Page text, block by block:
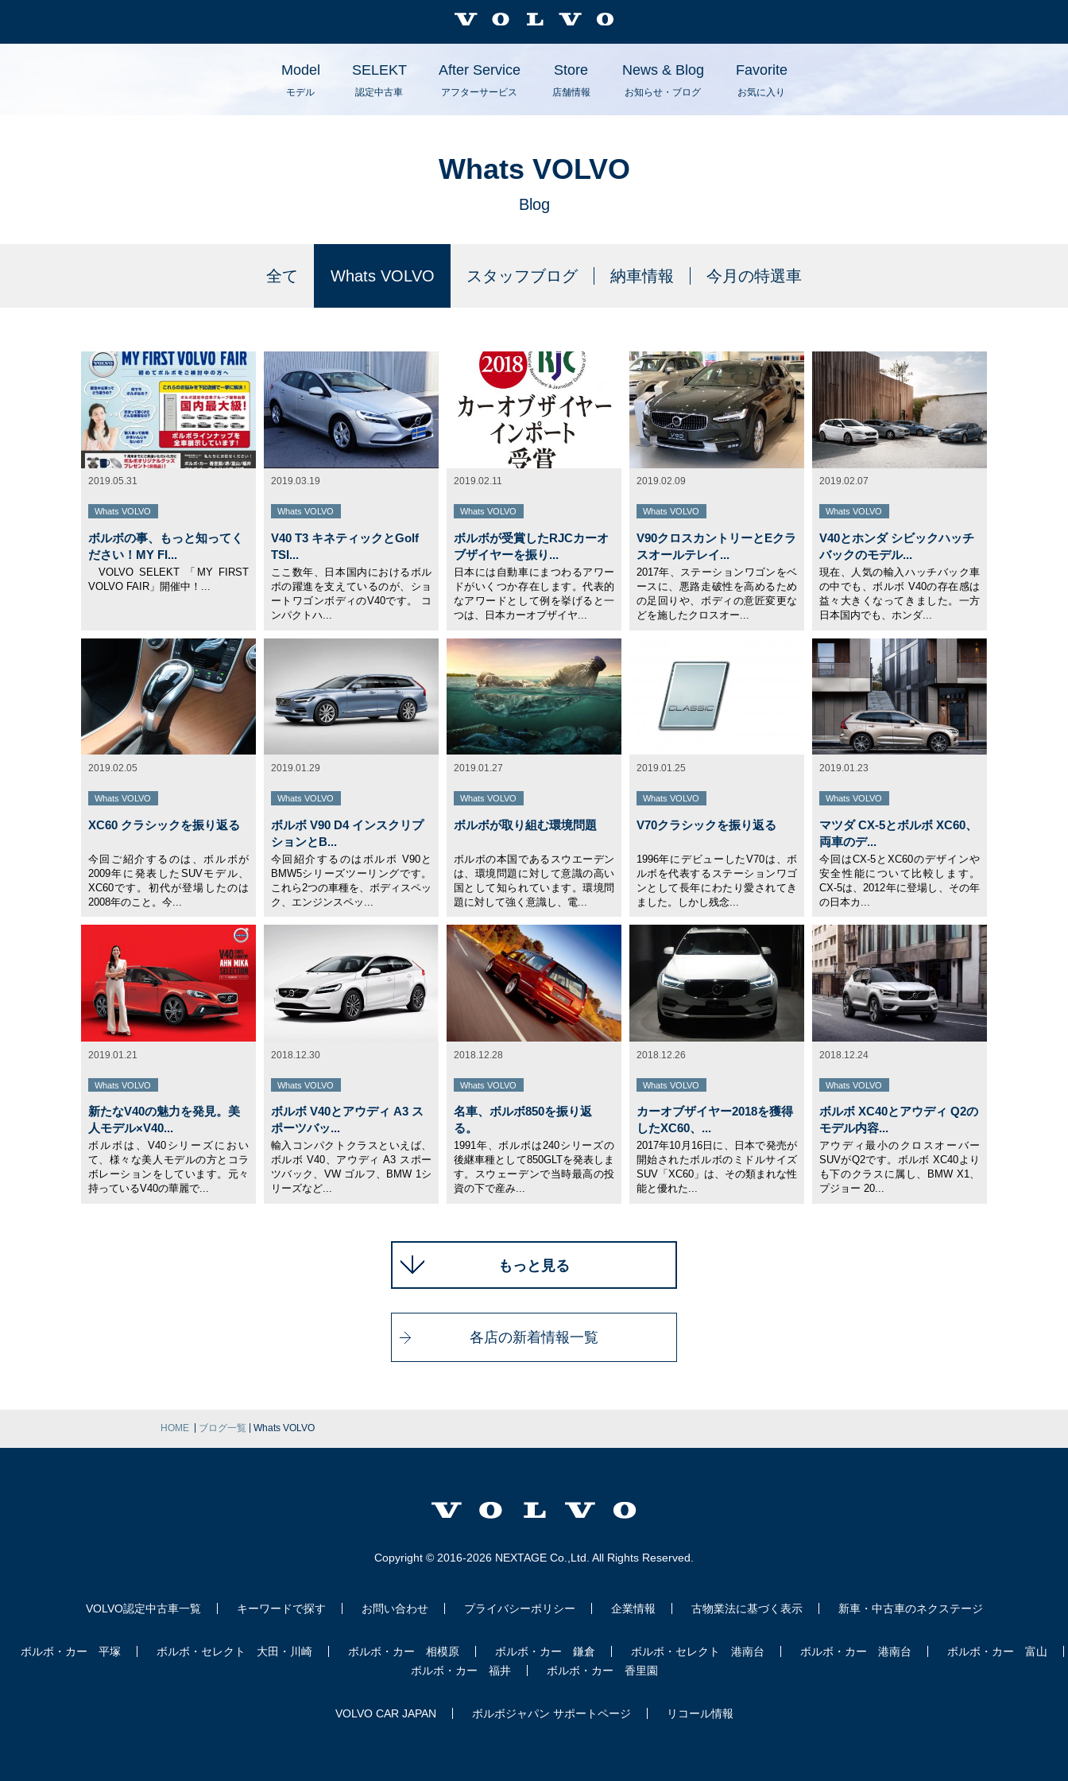
Model
モデル
SELEKT
認定中古車
After Service
アフターサービス
Store
店舗情報
News & Blog
お知らせ・ブログ
Favorite
お気に入り
Whats VOLVO
Blog
全て Whats VOLVO スタッフブログ 納車情報 今月の特選車
2019.05.31
Whats VOLVO
ボルボの事、もっと知ってく
ださい！MY FI...
VOLVO SELEKT 「MY FIRST
VOLVO FAIR」開催中！...
2019.03.19
Whats VOLVO
V40 T3 キネティックとGolf
TSI...
ここ数年、日本国内におけるボル
ボの躍進を支えているのが、ショ
ートワゴンボディのV40です。 コ
ンパクトハ...
2019.02.11
Whats VOLVO
ボルボが受賞したRJCカーオ
ブザイヤーを振り...
日本には自動車にまつわるアワー
ドがいくつか存在します。代表的
なアワードとして例を挙げると一
つは、日本カーオブザイヤ...
2019.02.09
Whats VOLVO
V90クロスカントリーとEクラ
スオールテレイ...
2017年、ステーションワゴンをベ
ースに、悪路走破性を高めるため
の足回りや、ボディの意匠変更な
どを施したクロスオー...
2019.02.07
Whats VOLVO
V40とホンダ シビックハッチ
バックのモデル...
現在、人気の輸入ハッチバック車
の中でも、ボルボ V40の存在感は
益々大きくなってきました。一方
日本国内でも、ホンダ...
2019.02.05
Whats VOLVO
XC60 クラシックを振り返る
今回ご紹介するのは、ボルボが
2009年に発表したSUVモデル、
XC60です。初代が登場したのは
2008年のこと。今...
2019.01.29
Whats VOLVO
ボルボ V90 D4 インスクリプ
ションとB...
今回紹介するのはボルボ V90と
BMW5シリーズツーリングです。
これら2つの車種を、ボディスペッ
ク、エンジンスペッ...
2019.01.27
Whats VOLVO
ボルボが取り組む環境問題
ボルボの本国であるスウエーデン
は、環境問題に対して意識の高い
国として知られています。環境問
題に対して強く意識し、電...
2019.01.25
Whats VOLVO
V70クラシックを振り返る
1996年にデビューしたV70は、ボ
ルボを代表するステーションワゴ
ンとして長年にわたり愛されてき
ました。しかし残念...
2019.01.23
Whats VOLVO
マツダ CX-5とボルボ XC60、
両車のデ...
今回はCX-5とXC60のデザインや
安全性能について比較します。
CX-5は、2012年に登場し、その年
の日本カ...
2019.01.21
Whats VOLVO
新たなV40の魅力を発見。美
人モデル×V40...
ボルボは、V40シリーズにおい
て、様々な美人モデルの方とコラ
ボレーションをしています。元々
持っているV40の華麗で...
2018.12.30
Whats VOLVO
ボルボ V40とアウディ A3 ス
ポーツバッ...
輸入コンパクトクラスといえば、
ボルボ V40、アウディ A3 スポー
ツバック、VW ゴルフ、BMW 1シ
リーズなど...
2018.12.28
Whats VOLVO
名車、ボルボ850を振り返
る。
1991年、ボルボは240シリーズの
後継車種として850GLTを発表しま
す。スウェーデンで当時最高の投
資の下で産み...
2018.12.26
Whats VOLVO
カーオブザイヤー2018を獲得
したXC60、...
2017年10月16日に、日本で発売が
開始されたボルボのミドルサイズ
SUV「XC60」は、その類まれな性
能と優れた...
2018.12.24
Whats VOLVO
ボルボ XC40とアウディ Q2の
モデル内容...
アウディ最小のクロスオーバー
SUVがQ2です。ボルボ XC40より
も下のクラスに属し、BMW X1、
プジョー 20...
もっと見る
各店の新着情報一覧
HOME ブログ一覧 Whats VOLVO
Copyright © 2016-2026 NEXTAGE Co.,Ltd. All Rights Reserved.
VOLVO認定中古車一覧 キーワードで探す お問い合わせ プライバシーポリシー 企業情報 古物業法に基づく表示 新車・中古車のネクステージ
ボルボ・カー 平塚 ボルボ・セレクト 大田・川崎 ボルボ・カー 相模原 ボルボ・カー 鎌倉 ボルボ・セレクト 港南台 ボルボ・カー 港南台
ボルボ・カー 富山
ボルボ・カー 福井
ボルボ・カー 香里園
VOLVO CAR JAPAN ボルボジャパン サポートページ リコール情報